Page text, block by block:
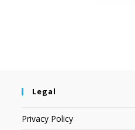
Legal
Privacy Policy